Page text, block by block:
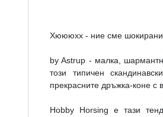
Хюююхх - ние сме шокирани
by Astrup - малка,
този типичен
прекрасните дръжка-коне с
Hobby Horsing е тази